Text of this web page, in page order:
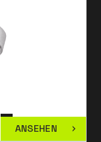
ANSEHEN